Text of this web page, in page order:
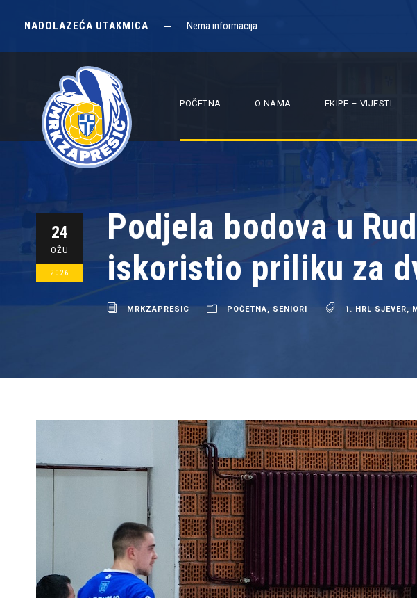
NADOLAZEĆA UTAKMICA Nema informacija
POČETNA O NAMA EKIPE – VIJESTI
24
OŽU
2026
Podjela bodova u
iskoristio priliku za
MRKZAPRESIC POČETNA, SENIORI 1. HRL SJEVER,